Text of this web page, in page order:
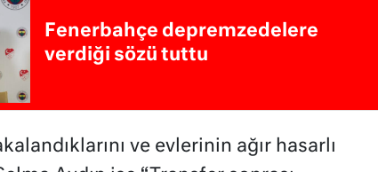
Fenerbahçe depremzedelere
verdiği sözü tuttu
ve evlerinin ağır hasarlı